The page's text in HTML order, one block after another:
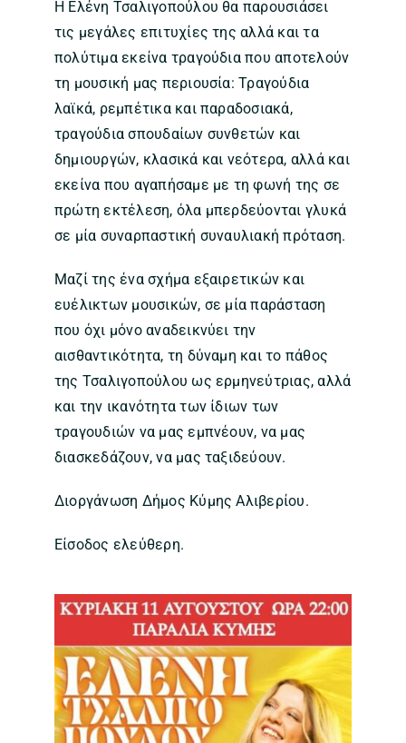
Η Ελένη Τσαλιγοπούλου θα παρουσιάσει
τις μεγάλες επιτυχίες της αλλά και τα
πολύτιμα εκείνα τραγούδια που αποτελούν
τη μουσική μας περιουσία: Τραγούδια
λαϊκά, ρεμπέτικα και παραδοσιακά,
τραγούδια σπουδαίων συνθετών και
δημιουργών, κλασικά και νεότερα, αλλά και
εκείνα που αγαπήσαμε με τη φωνή της σε
πρώτη εκτέλεση, όλα μπερδεύονται γλυκά
σε μία συναρπαστική συναυλιακή πρόταση.
Μαζί της ένα σχήμα εξαιρετικών και
ευέλικτων μουσικών, σε μία παράσταση
που όχι μόνο αναδεικνύει την
αισθαντικότητα, τη δύναμη και το πάθος
της Τσαλιγοπούλου ως ερμηνεύτριας, αλλά
και την ικανότητα των ίδιων των
τραγουδιών να μας εμπνέουν, να μας
διασκεδάζουν, να μας ταξιδεύουν.
Διοργάνωση Δήμος Κύμης Αλιβερίου.
Είσοδος ελεύθερη.